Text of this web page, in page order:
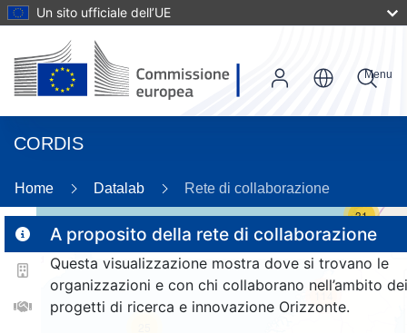
Un sito ufficiale dell’UE
CORDIS
Menu
Home Datalab Rete di collaborazione
A proposito della rete di collaborazione
Questa visualizzazione mostra dove si trovano le
organizzazioni e con chi collaborano nell’ambito dei
progetti di ricerca e innovazione Orizzonte.
31
114